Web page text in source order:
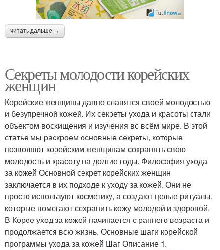
читать дальше →
Секреты молодости корейских
женщин
Корейские женщины давно славятся своей молодостью
и безупречной кожей. Их секреты ухода и красоты стали
объектом восхищения и изучения во всём мире. В этой
статье мы раскроем основные секреты, которые
позволяют корейским женщинам сохранять свою
молодость и красоту на долгие годы. Философия ухода
за кожей Основной секрет корейских женщин
заключается в их подходе к уходу за кожей. Они не
просто используют косметику, а создают целые ритуалы,
которые помогают сохранить кожу молодой и здоровой.
В Корее уход за кожей начинается с раннего возраста и
продолжается всю жизнь. Основные шаги корейской
программы ухода за кожей Шаг Описание 1.